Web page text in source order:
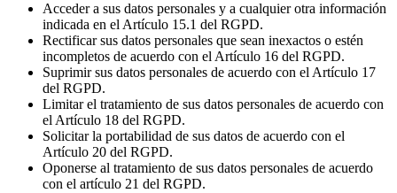
Acceder a sus datos personales y a cualquier otra información
indicada en el Artículo 15.1 del RGPD.
Rectificar sus datos personales que sean inexactos o estén
incompletos de acuerdo con el Artículo 16 del RGPD.
Suprimir sus datos personales de acuerdo con el Artículo 17
del RGPD.
Limitar el tratamiento de sus datos personales de acuerdo con
el Artículo 18 del RGPD.
Solicitar la portabilidad de sus datos de acuerdo con el
Artículo 20 del RGPD.
Oponerse al tratamiento de sus datos personales de acuerdo
con el artículo 21 del RGPD.